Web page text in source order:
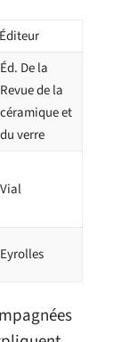
Éditeur
Éd. De la
Revue de la
céramique et
du verre
Vial
Eyrolles